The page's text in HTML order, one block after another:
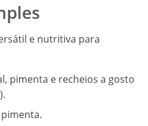
e nutritiva para
pimenta e recheios a gosto